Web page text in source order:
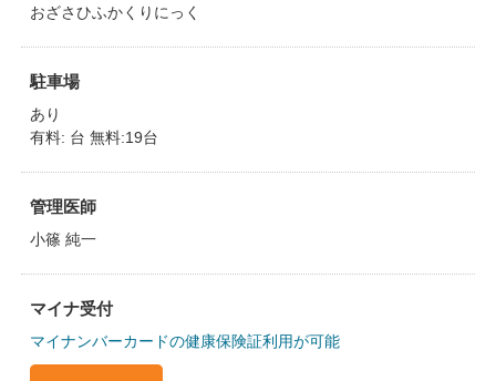
おざさひふかくりにっく
駐車場
あり
有料: 台 無料:19台
管理医師
小篠 純一
マイナ受付
マイナンバーカードの健康保険証利用が可能